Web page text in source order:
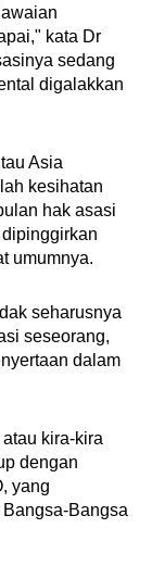
kata Dr
sedang
digalakkan
Asia
kesihatan
hak asasi
umumnya.
seharusnya
seseorang,
dalam
kira-kira
dengan
yang
Bangsa